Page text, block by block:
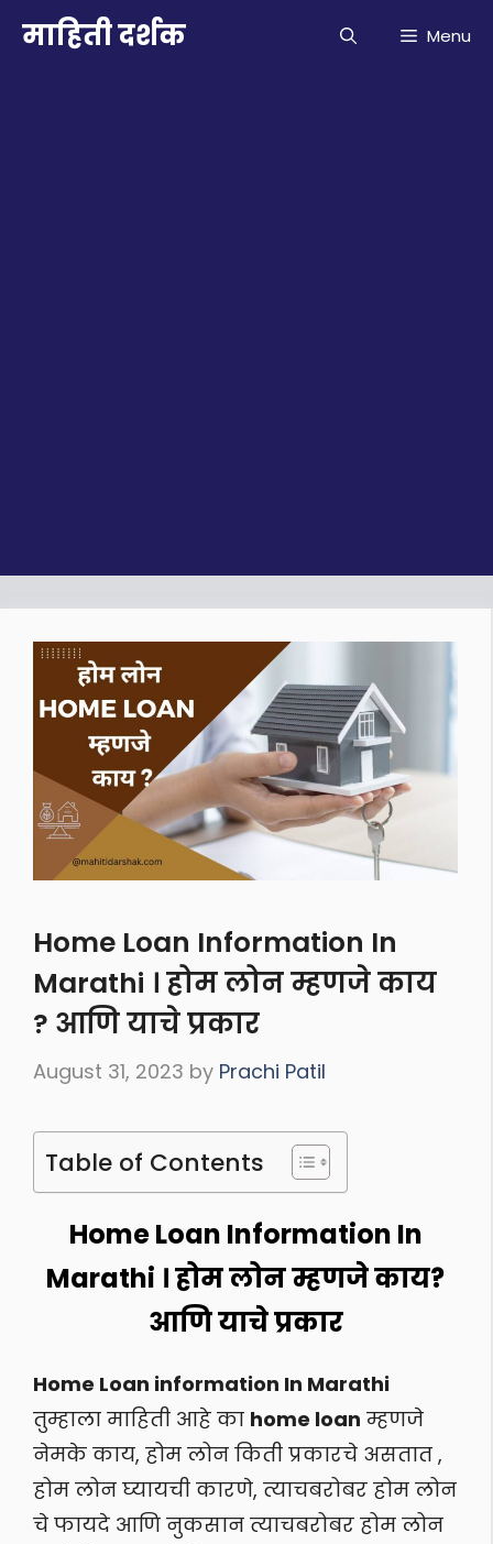
माहिती दर्शक Menu
Home Loan Information In
Marathi । होम लोन म्हणजे काय
? आणि याचे प्रकार
August 31, 2023 by Prachi Patil
Table of Contents
Home Loan Information In
Marathi । होम लोन म्हणजे काय?
आणि याचे प्रकार
Home Loan information In Marathi
तुम्हाला माहिती आहे का home loan म्हणजे
नेमके काय, होम लोन किती प्रकारचे असतात ,
होम लोन घ्यायची कारणे, त्याचबरोबर होम लोन
चे फायदे आणि नुकसान त्याचबरोबर होम लोन